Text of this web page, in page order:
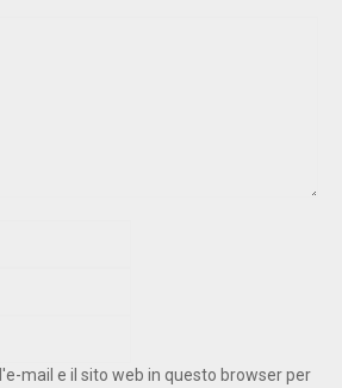
mail e il sito web in questo browser per